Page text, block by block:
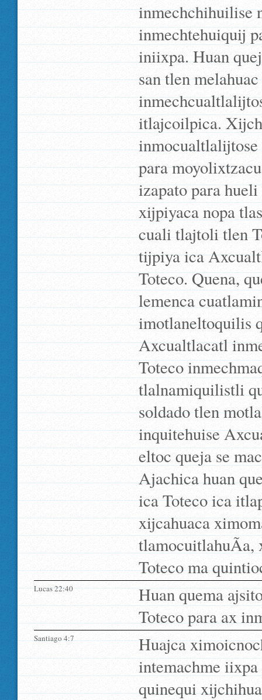
inmechchihuilise
inmechtehuiquij
iniixpa. Huan
san tlen
itlajcoilpica.
para
izapato para
xijpiyaca nopa
cuali tlajtoli tlen
tijpiya ica
Toteco. Quena,
lemenca
imotlaneltoquilis
Axcualtlacatl
Toteco
tlalnamiquilistli
soldado tlen
inquitehuise
eltoc queja se
Ajachica huan
ica Toteco ica
xijcahuaca
tlamocuitlahuÃ­a,
Toteco ma
Lucas 22:40
Huan quema
Toteco para ax
Santiago 4:7
Huajca
intemachme
quinequi